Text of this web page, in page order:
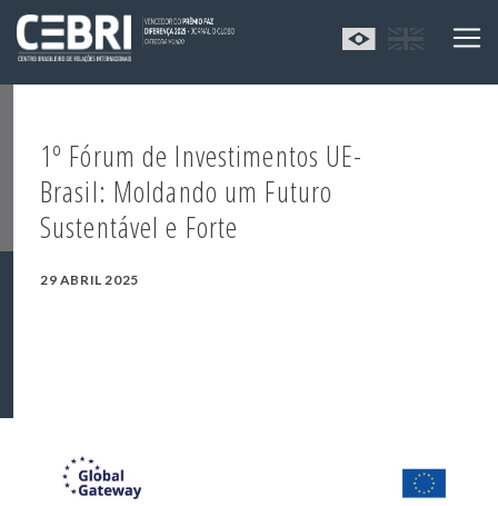
1º Fórum de Investimentos UE-
Brasil: Moldando um Futuro
Sustentável e Forte
29 ABRIL 2025